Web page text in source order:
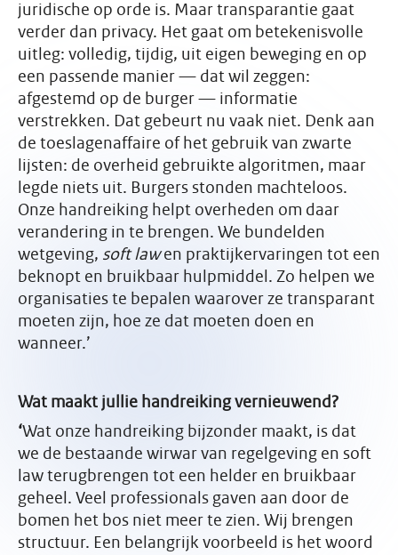
juridische op orde is. Maar transparantie gaat
verder dan privacy. Het gaat om betekenisvolle
uitleg: volledig, tijdig, uit eigen beweging en op
een passende manier — dat wil zeggen:
afgestemd op de burger — informatie
verstrekken. Dat gebeurt nu vaak niet. Denk aan
de toeslagenaffaire of het gebruik van zwarte
lijsten: de overheid gebruikte algoritmen, maar
legde niets uit. Burgers stonden machteloos.
Onze handreiking helpt overheden om daar
verandering in te brengen. We bundelden
wetgeving, soft lawen praktijkervaringen tot een
beknopt en bruikbaar hulpmiddel. Zo helpen we
organisaties te bepalen waarover ze transparant
moeten zijn, hoe ze dat moeten doen en
wanneer.’
Wat maakt jullie handreiking vernieuwend?
‘Wat onze handreiking bijzonder maakt, is dat
we de bestaande wirwar van regelgeving en soft
law terugbrengen tot een helder en bruikbaar
geheel. Veel professionals gaven aan door de
bomen het bos niet meer te zien. Wij brengen
structuur. Een belangrijk voorbeeld is het woord